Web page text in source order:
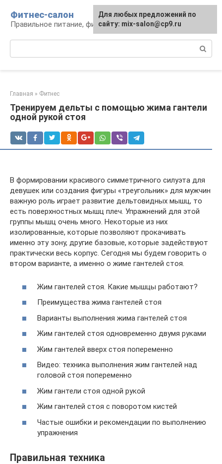
контенту
Фитнес-салон
Правильное питание, фитнес, образ жизни
Главная » Фитнес
Тренируем дельты с помощью жима гантели
одной рукой стоя
В формировании красивого симметричного силуэта для
девушек или создания фигуры «треугольник» для мужчин
важную роль играет развитие дельтовидных мышц, то
есть поверхностных мышц плеч. Упражнений для этой
группы мышц очень много. Некоторые из них
изолированные, которые позволяют прокачивать
именно эту зону, другие базовые, которые задействуют
практически весь корпус. Сегодня мы будем говорить о
втором варианте, а именно о жиме гантелей стоя.
Жим гантелей стоя. Какие мышцы работают?
Преимущества жима гантелей стоя
Варианты выполнения жима гантелей стоя
Жим гантелей стоя одновременно двумя руками
Жим гантелей вверх стоя попеременно
Видео: техника выполнения жим гантелей над
головой стоя попеременно
Жим гантели стоя одной рукой
Жим гантелей стоя с поворотом кистей
Частые ошибки и рекомендации по выполнению
упражнения
Правильная техника
Для любых предложений по
сайту: mix-salon@cp9.ru